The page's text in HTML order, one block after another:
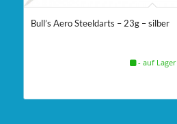
Bull’s Aero Steeldarts – 23g – silber
- auf Lager